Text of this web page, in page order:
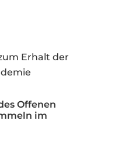
Offenen
im